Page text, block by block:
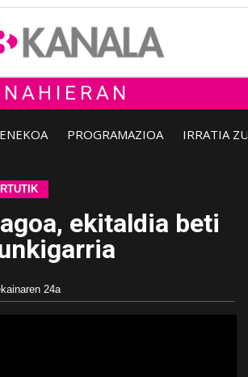
NAHIERAN
PROGRAMAZIOA IRRATIA
ekitaldia beti
24a